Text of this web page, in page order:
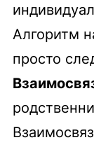
Алгоритм
просто